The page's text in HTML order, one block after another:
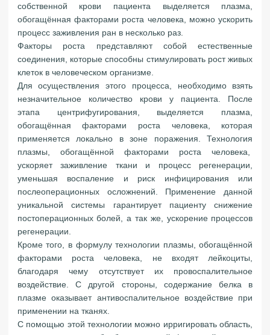
собственной крови пациента выделяется плазма,
обогащённая факторами роста человека, можно ускорить
процесс заживления ран в несколько раз.
Факторы роста представляют собой естественные
соединения, которые способны стимулировать рост живых
клеток в человеческом организме.
Для осуществления этого процесса, необходимо взять
незначительное количество крови у пациента. После
этапа центрифугирования, выделяется плазма,
обогащённая факторами роста человека, которая
применяется локально в зоне поражения. Технология
плазмы, обогащённой факторами роста человека,
ускоряет заживление ткани и процесс регенерации,
уменьшая воспаление и риск инфицирования или
послеоперационных осложнений. Применение данной
уникальной системы гарантирует пациенту снижение
постоперационных болей, а так же, ускорение процессов
регенерации.
Кроме того, в формулу технологии плазмы, обогащённой
факторами роста человека, не входят лейкоциты,
благодаря чему отсутствует их провоспалительное
воздействие. С другой стороны, содержание белка в
плазме оказывает антивоспалительное воздействие при
применении на тканях.
С помощью этой технологии можно ирригировать область,